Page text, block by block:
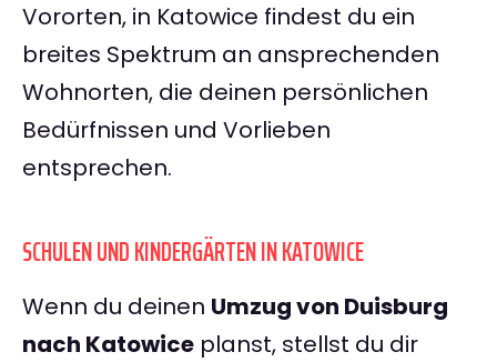
Vororten, in Katowice findest du ein
breites Spektrum an ansprechenden
Wohnorten, die deinen persönlichen
Bedürfnissen und Vorlieben
entsprechen.
SCHULEN UND KINDERGÄRTEN IN KATOWICE
Wenn du deinen Umzug von Duisburg
nach Katowice planst, stellst du dir